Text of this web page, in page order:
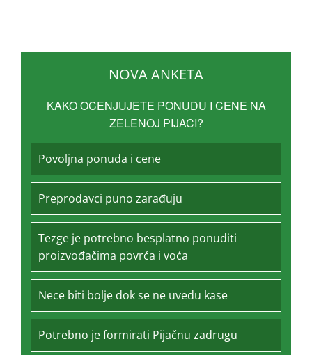
NOVA ANKETA
KAKO OCENJUJETE PONUDU I CENE NA
ZELENOJ PIJACI?
Povoljna ponuda i cene
Preprodavci puno zarađuju
Tezge je potrebno besplatno ponuditi
proizvođačima povrća i voća
Nece biti bolje dok se ne uvedu kase
Potrebno je formirati Pijačnu zadrugu